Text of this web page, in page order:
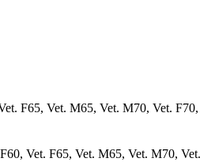
F65, Vet. M65, Vet. M70, Vet. F70,
Vet. F65, Vet. M65, Vet. M70, Vet.